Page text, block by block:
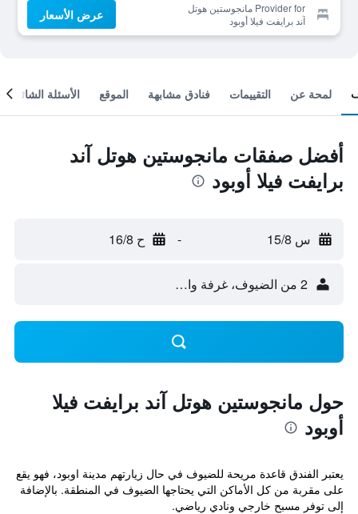
Provider for مانجوستين هوتل
آند برايفت فيلا أوبود
عرض الأسعار
لمحة عن التقييمات فنادق مشابهة الموقع الأسئلة الشائعة
أفضل صفقات مانجوستين هوتل آند
برايفت فيلا أوبود
س 15/8 - ح 16/8
2 من الضيوف، غرفة واحدة
حول مانجوستين هوتل آند برايفت فيلا
أوبود
يعتبر الفندق قاعدة مريحة للضيوف في حال زيارتهم مدينة اوبود، فهو يقع
على مقربة من كل الأماكن التي يحتاجها الضيوف في المنطقة. بالإضافة
إلى توفر مسبح خارجي ونادي رياضي.